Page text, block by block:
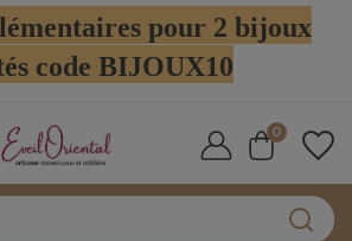
pour 2 bijoux
code BIJOUX10
0